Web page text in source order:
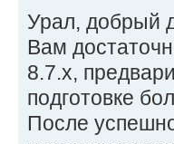
Урал, добрый
Вам
8.7.x,
подготовке
После